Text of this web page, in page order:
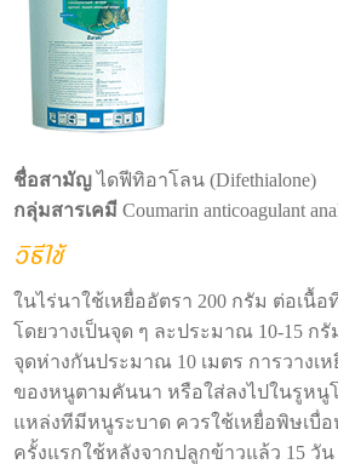
ชื่อสามัญไดฟีทิอาโลน (Difethialone)
กลุ่มสารเคมี Coumarin anticoagulant
ในไร่นาใช้เหยื่ออัตรา 200 กรัม ต่อเนื้อ
โดยวางเป็นจุด ๆ ละประมาณ 10-15 ก
จุดห่างกันประมาณ 10 เมตร การวางเ
ของหนูตามคันนา หรือใส่ลงไปในรูหนู
แหล่งทีมีหนูระบาด ควรใช้เหยื่อพิษเบื่อ
ครั้งแรกใช้หลังจากปลูกข้าวแล้ว 15 วั